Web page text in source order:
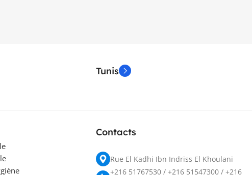
Tunis
Contacts
Rue El Kadhi Ibn Indriss El Khoulani
+216 51767530 / +216 51547300 / +216